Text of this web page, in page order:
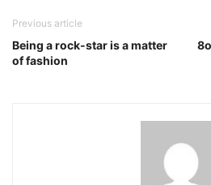
Previous article
Being a rock-star is a matter
of fashion